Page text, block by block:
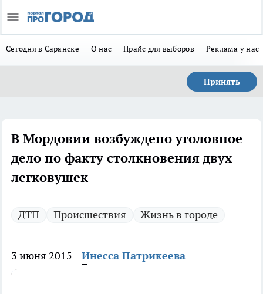
Сегодня в Саранске О нас Прайс для выборов Реклама у нас
Принять
В Мордовии возбуждено уголовное
дело по факту столкновения двух
легковушек
ДТП Происшествия Жизнь в городе
3 июня 2015 Инесса Патрикеева